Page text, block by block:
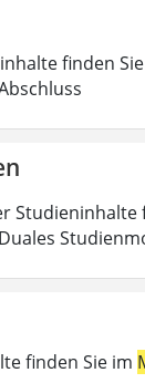
finden
Studieninhalte
finden Sie im